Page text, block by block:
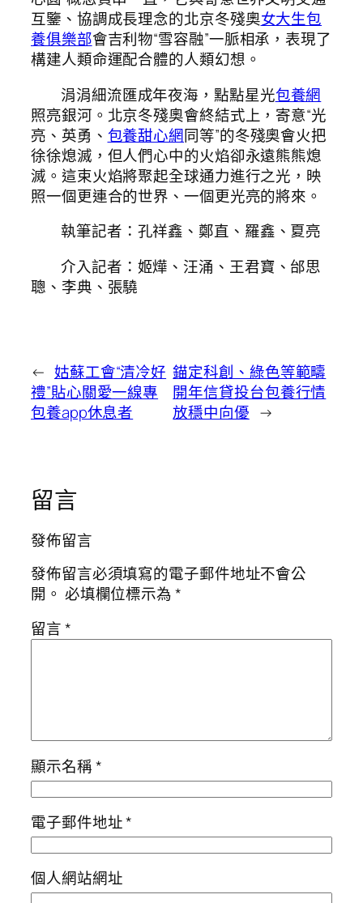
互鑒、協調成長理念的北京冬殘奧女大生包
養俱樂部會吉利物“雪容融”一脈相承，表現了
構建人類命運配合體的人類幻想。
涓涓細流匯成年夜海，點點星光包養網
照亮銀河。北京冬殘奧會終結式上，寄意“光
亮、英勇、 包養甜心網同等”的冬殘奧會火把
徐徐熄滅，但人們心中的火焰卻永遠熊熊熄
滅。這束火焰將聚起全球通力進行之光，映
照一個更連合的世界、一個更光亮的將來。
執筆記者：孔祥鑫、鄭直、羅鑫、夏亮
介入記者：姬燁、汪涌、王君寶、邰思
聰、李典、張驍
← 姑蘇工會“清冷好
禮”貼心關愛一線專
包養app休息者
錨定科創、綠色等範疇
開年信貸投台包養行情
放穩中向優 →
留言
發佈留言
發佈留言必須填寫的電子郵件地址不會公
開。 必填欄位標示為*
留言*
顯示名稱*
電子郵件地址*
個人網站網址